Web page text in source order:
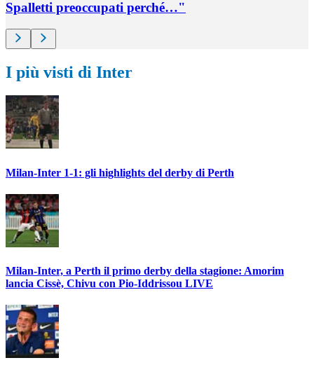
Spalletti preoccupati perché…"
I più visti di Inter
Milan-Inter 1-1: gli highlights del derby di Perth
Milan-Inter, a Perth il primo derby della stagione: Amorim
lancia Cissè, Chivu con Pio-Iddrissou LIVE